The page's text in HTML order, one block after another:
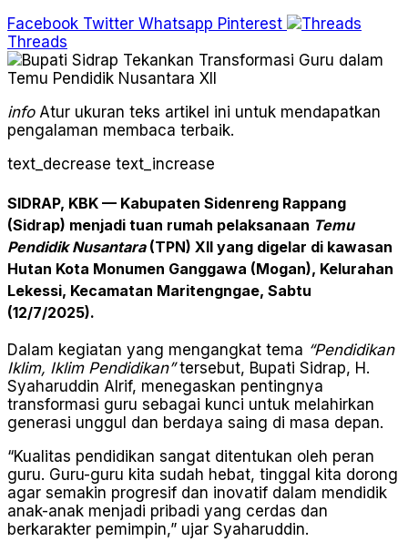
Facebook Twitter Whatsapp Pinterest
Threads
infoAtur ukuran teks artikel ini untuk mendapatkan
pengalaman membaca terbaik.
text_decrease text_increase
SIDRAP, KBK — Kabupaten Sidenreng Rappang
(Sidrap) menjadi tuan rumah pelaksanaan Temu
Pendidik Nusantara(TPN) XII yang digelar di kawasan
Hutan Kota Monumen Ganggawa (Mogan), Kelurahan
Lekessi, Kecamatan Maritengngae, Sabtu
(12/7/2025).
Dalam kegiatan yang mengangkat tema “Pendidikan
Iklim, Iklim Pendidikan”tersebut, Bupati Sidrap, H.
Syaharuddin Alrif, menegaskan pentingnya
transformasi guru sebagai kunci untuk melahirkan
generasi unggul dan berdaya saing di masa depan.
“Kualitas pendidikan sangat ditentukan oleh peran
guru. Guru-guru kita sudah hebat, tinggal kita dorong
agar semakin progresif dan inovatif dalam mendidik
anak-anak menjadi pribadi yang cerdas dan
berkarakter pemimpin,” ujar Syaharuddin.